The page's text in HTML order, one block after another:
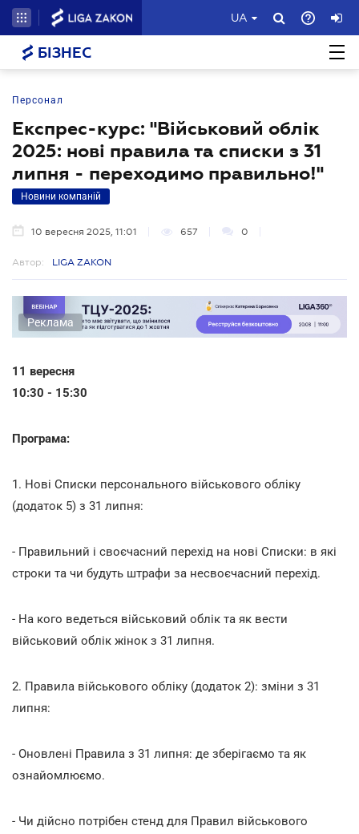
UA
БІЗНЕС
Персонал
Експрес-курс: "Військовий облік
2025: нові правила та списки з 31
липня - переходимо правильно!"
Новини компаній
10 вересня 2025, 11:01 657 0
Автор: LIGA ZAKON
Реклама
11 вересня
10:30 - 15:30
Програма:
1. Нові Списки персонального військового обліку
(додаток 5) з 31 липня:
- Правильний і своєчасний перехід на нові Списки: в які
строки та чи будуть штрафи за несвоєчасний перехід.
- На кого ведеться військовий облік та як вести
військовий облік жінок з 31 липня.
2. Правила військового обліку (додаток 2): зміни з 31
липня:
- Оновлені Правила з 31 липня: де зберігаємо та як
ознайомлюємо.
- Чи дійсно потрібен стенд для Правил військового